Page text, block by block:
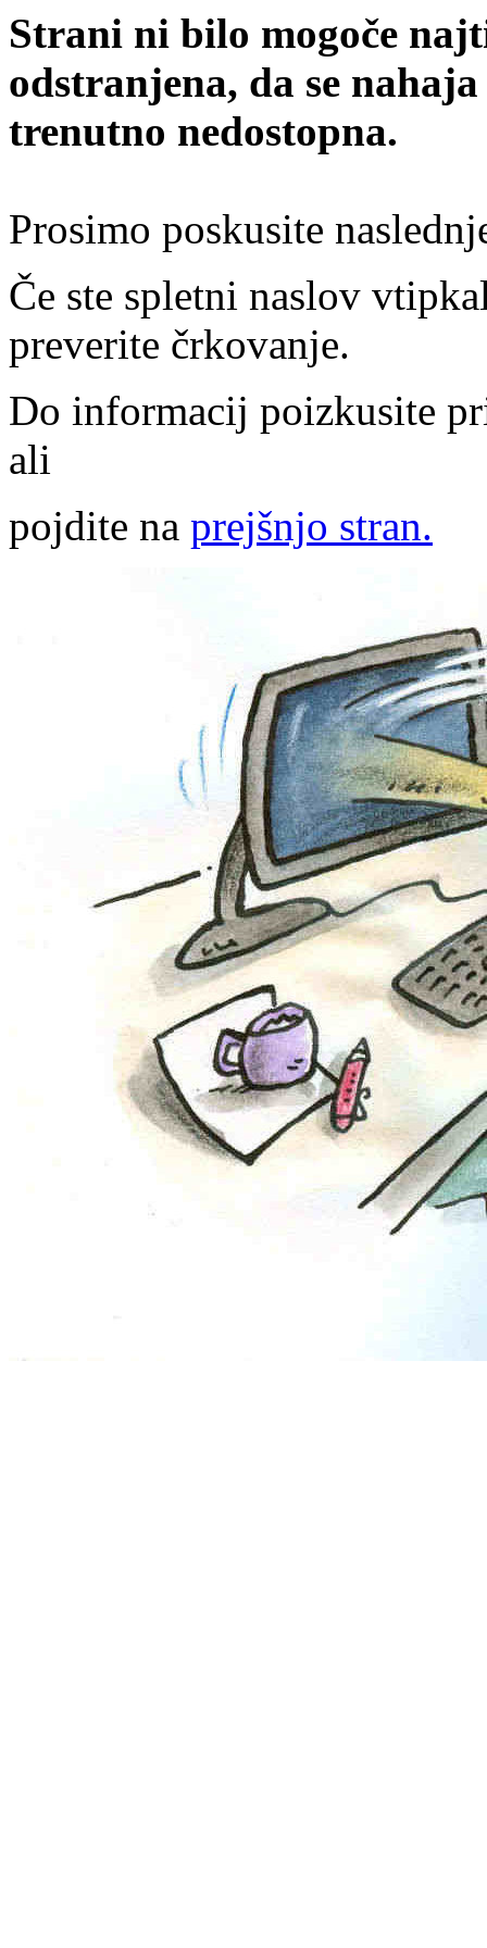
Strani ni bilo mogoče
odstranjena, da se
trenutno nedostopna.
Prosimo poskusite
Če ste spletni naslov
preverite črkovanje.
Do informacij poizkusite
ali
pojdite na prejšnjo stran.